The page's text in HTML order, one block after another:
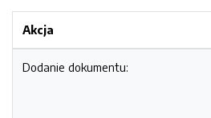
Akcja
Dodanie dokumentu: